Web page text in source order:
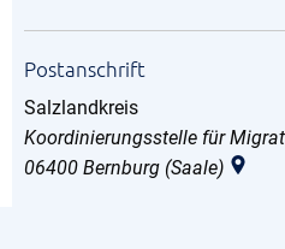
Postanschrift
Salzlandkreis
Koordinierungsstelle für
06400 Bernburg (Saale)